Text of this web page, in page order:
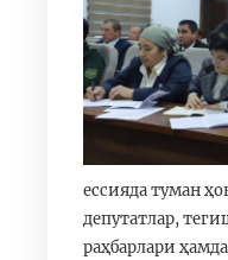
ессияда туман
депутатлар,
раҳбарлари